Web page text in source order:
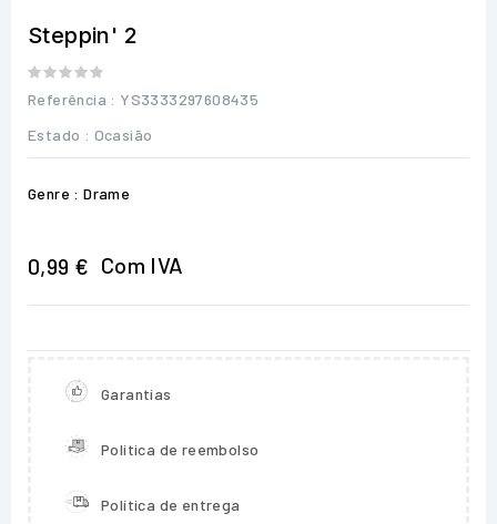
Steppin' 2
Referência : YS3333297608435
Estado : Ocasião
Genre : Drame
0,99 € Com IVA
Garantias
Política de reembolso
Política de entrega